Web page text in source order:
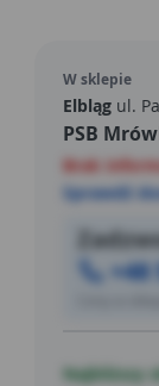
niestraszne
cieszyć
Najlepszym
producenta.
W sklepie
Elbląg ul.
PSB
Brak
Sprawdź
+48
Najbliższy